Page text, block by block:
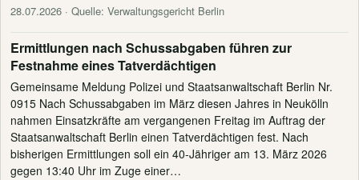
28.07.2026 · Quelle: Verwaltungsgericht Berlin
Ermittlungen nach Schussabgaben führen zur
Festnahme eines Tatverdächtigen
Gemeinsame Meldung Polizei und Staatsanwaltschaft Berlin Nr.
0915 Nach Schussabgaben im März diesen Jahres in Neukölln
nahmen Einsatzkräfte am vergangenen Freitag im Auftrag der
Staatsanwaltschaft Berlin einen Tatverdächtigen fest. Nach
bisherigen Ermittlungen soll ein 40-Jähriger am 13. März 2026
gegen 13:40 Uhr im Zuge einer…